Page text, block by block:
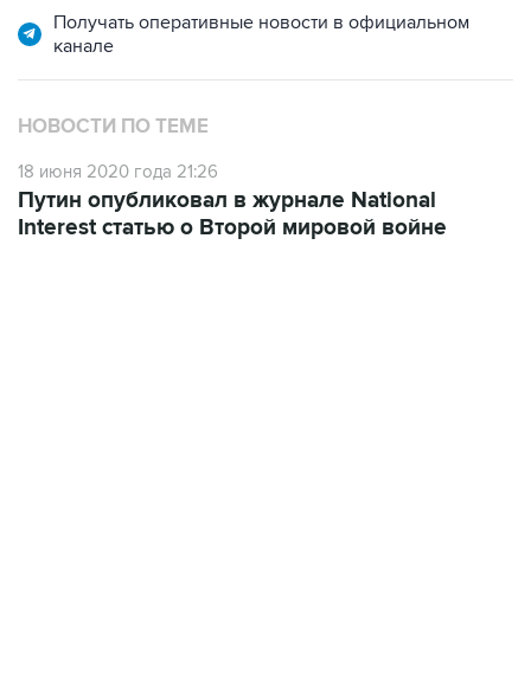
Получать оперативные новости в официальном
канале
НОВОСТИ ПО ТЕМЕ
18 июня 2020 года 21:26
Путин опубликовал в журнале National
Interest статью о Второй мировой войне